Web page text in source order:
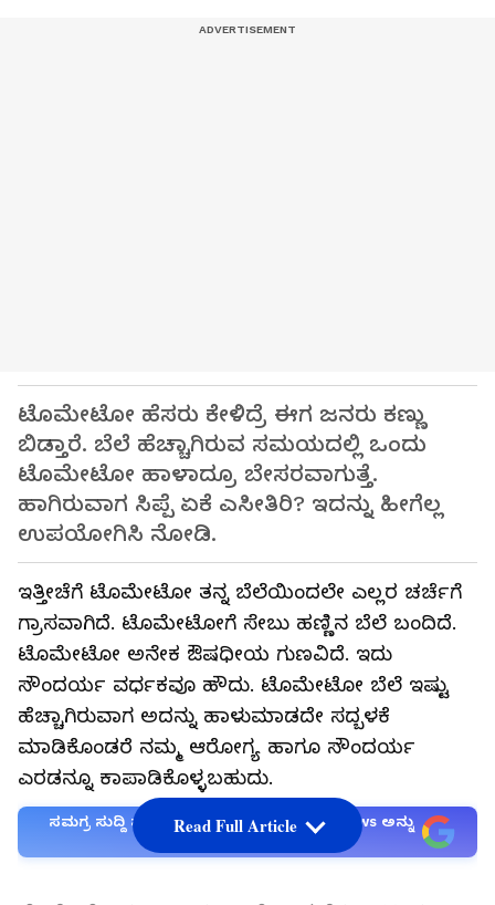
ಟೊಮೇಟೋ ಹೆಸರು ಕೇಳಿದ್ರೆ ಈಗ ಜನರು ಕಣ್ಣು
ಬಿಡ್ತಾರೆ. ಬೆಲೆ ಹೆಚ್ಚಾಗಿರುವ ಸಮಯದಲ್ಲಿ ಒಂದು
ಟೊಮೇಟೋ ಹಾಳಾದ್ರೂ ಬೇಸರವಾಗುತ್ತೆ.
ಹಾಗಿರುವಾಗ ಸಿಪ್ಪೆ ಏಕೆ ಎಸೀತಿರಿ? ಇದನ್ನು ಹೀಗೆಲ್ಲ
ಉಪಯೋಗಿಸಿ ನೋಡಿ.
ಇತ್ತೀಚೆಗೆ ಟೊಮೇಟೋ ತನ್ನ ಬೆಲೆಯಿಂದಲೇ ಎಲ್ಲರ ಚರ್ಚೆಗೆ
ಗ್ರಾಸವಾಗಿದೆ. ಟೊಮೇಟೋಗೆ ಸೇಬು ಹಣ್ಣಿನ ಬೆಲೆ ಬಂದಿದೆ.
ಟೊಮೇಟೋ ಅನೇಕ ಔಷಧೀಯ ಗುಣವಿದೆ. ಇದು
ಸೌಂದರ್ಯ ವರ್ಧಕವೂ ಹೌದು. ಟೊಮೇಟೋ ಬೆಲೆ ಇಷ್ಟು
ಹೆಚ್ಚಾಗಿರುವಾಗ ಅದನ್ನು ಹಾಳುಮಾಡದೇ ಸದ್ಬಳಕೆ
ಮಾಡಿಕೊಂಡರೆ ನಮ್ಮ ಆರೋಗ್ಯ ಹಾಗೂ ಸೌಂದರ್ಯ
ಎರಡನ್ನೂ ಕಾಪಾಡಿಕೊಳ್ಳಬಹುದು.
ಸಮಗ್ರ ಸುದ್ದಿ ಮೂಲವನ್ನಾಗಿ asianet suvarna news ಅನ್ನು
Read Full Article